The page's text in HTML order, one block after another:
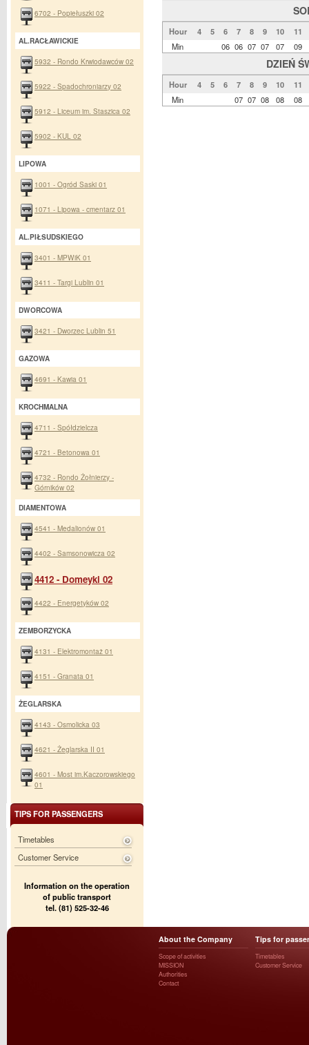
Hour 4 5 6 7 8 9 10
11
Min
06 06 07 07 07 09
DZIEŃ
Hour 4 5 6 7 8 9 10
11
Min
07 07 08 08 08
6702 - Popiełuszki 02
AL.RACŁAWICKIE
5932 - Rondo Krwiodawców 02
5922 - Spadochroniarzy 02
5912 - Liceum im. Staszica 02
5902 - KUL 02
LIPOWA
1001 - Ogród Saski 01
1071 - Lipowa - cmentarz 01
AL.PIŁSUDSKIEGO
3401 - MPWiK 01
3411 - Targi Lublin 01
DWORCOWA
3421 - Dworzec Lublin 51
GAZOWA
4691 - Kawia 01
KROCHMALNA
4711 - Spółdzielcza
4721 - Betonowa 01
4732 - Rondo Żołnierzy -
Górników 02
DIAMENTOWA
4541 - Medalionów 01
4402 - Samsonowicza 02
4412 - Domeyki 02
4422 - Energetyków 02
ZEMBORZYCKA
4131 - Elektromontaż 01
4151 - Granata 01
ŻEGLARSKA
4143 - Osmolicka 03
4621 - Żeglarska II 01
4601 - Most im.Kaczorowskiego
01
TIPS FOR PASSENGERS
Timetables
Customer Service
Information on the operation
of public transport
tel. (81) 525-32-46
About the Company
Scope of activities
MISSION
Authorities
Contact
Tips for
Timetables
Customer Service